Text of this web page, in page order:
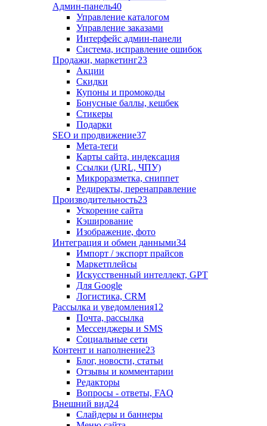
Админ-панель40
Управление каталогом
Управление заказами
Интерфейс админ-панели
Система, исправление ошибок
Продажи, маркетинг23
Акции
Скидки
Купоны и промокоды
Бонусные баллы, кешбек
Стикеры
Подарки
SEO и продвижение37
Мета-теги
Карты сайта, индексация
Ссылки (URL, ЧПУ)
Микроразметка, сниппет
Редиректы, перенаправление
Производительность23
Ускорение сайта
Кэширование
Изображение, фото
Интеграция и обмен данными34
Импорт / экспорт прайсов
Маркетплейсы
Искусственный интеллект, GPT
Для Google
Логистика, CRM
Рассылка и уведомления12
Почта, рассылка
Мессенджеры и SMS
Социальные сети
Контент и наполнение23
Блог, новости, статьи
Отзывы и комментарии
Редакторы
Вопросы - ответы, FAQ
Внешний вид24
Слайдеры и баннеры